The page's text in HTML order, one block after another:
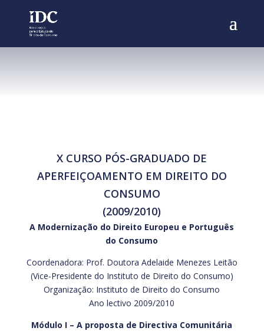
X CURSO PÓS-GRADUADO DE
APERFEIÇOAMENTO EM DIREITO DO
CONSUMO
(2009/2010)
A Modernização do Direito Europeu e Português
do Consumo
Coordenadora: Prof. Doutora Adelaide Menezes Leitão
(Vice-Presidente do Instituto de Direito do Consumo)
Organização: Instituto de Direito do Consumo
Ano lectivo 2009/2010
Módulo I – A proposta de Directiva Comunitária